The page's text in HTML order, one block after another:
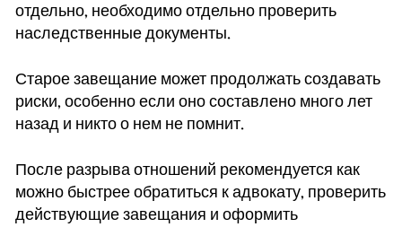
отдельно, необходимо отдельно проверить
наследственные документы.
Старое завещание может продолжать создавать
риски, особенно если оно составлено много лет
назад и никто о нем не помнит.
После разрыва отношений рекомендуется как
можно быстрее обратиться к адвокату, проверить
действующие завещания и оформить